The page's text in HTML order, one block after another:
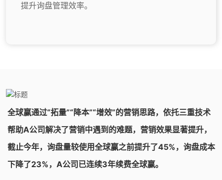
提升询盘管理效率。
全球赢通过“拓量”“降本”“增效”的营销思路，依托三重技术
帮助A公司解决了营销中遇到的难题，营销效果显著提升，
截止今年，询盘量较使用全球赢之前提升了45%，询盘成本
下降了23%，A公司已连续3年续费全球赢。